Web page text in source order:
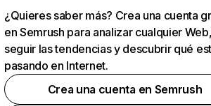
¿Quieres saber más? Crea una cuenta
en Semrush para analizar cualquier
seguir las tendencias y descubrir qué
pasando en Internet.
Crea una cuenta en Semrush